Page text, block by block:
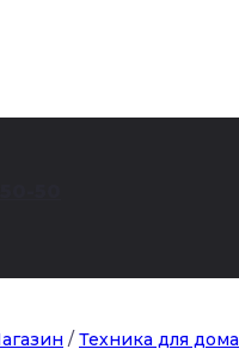
/ Техника для дома